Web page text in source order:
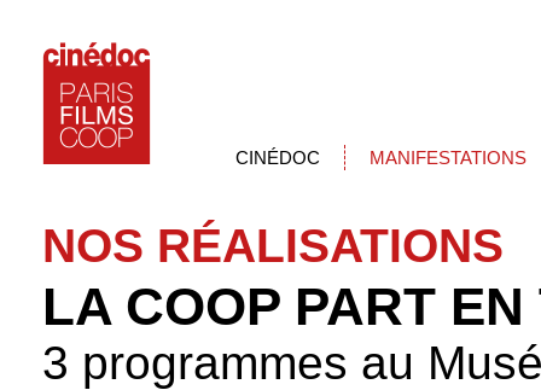
CINÉDOC MANIFESTATIONS
NOS RÉALISATIONS
LA COOP PART
3 programmes au